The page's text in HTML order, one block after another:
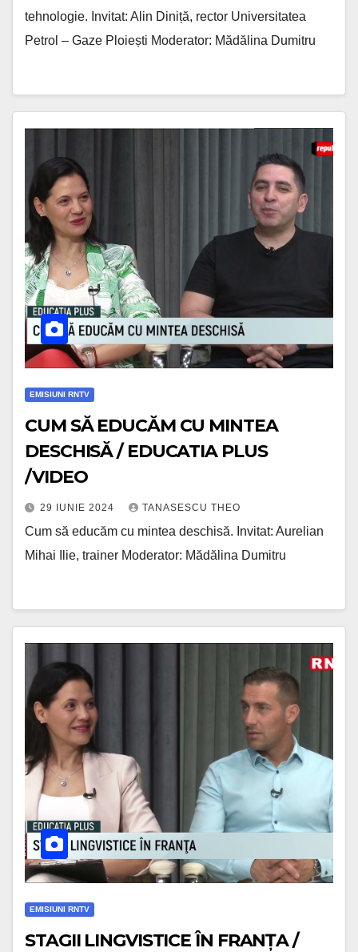
tehnologie. Invitat: Alin Diniță, rector Universitatea
Petrol – Gaze Ploiești Moderator: Mădălina Dumitru
EMISIUNI RNTV
CUM SĂ EDUCĂM CU MINTEA
DESCHISĂ / EDUCATIA PLUS
/VIDEO
29 IUNIE 2024 TANASESCU THEO
Cum să educăm cu mintea deschisă. Invitat: Aurelian
Mihai Ilie, trainer Moderator: Mădălina Dumitru
EMISIUNI RNTV
STAGII LINGVISTICE ÎN FRANȚA /